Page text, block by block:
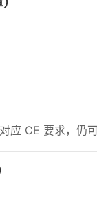
应 CE 要求，仍